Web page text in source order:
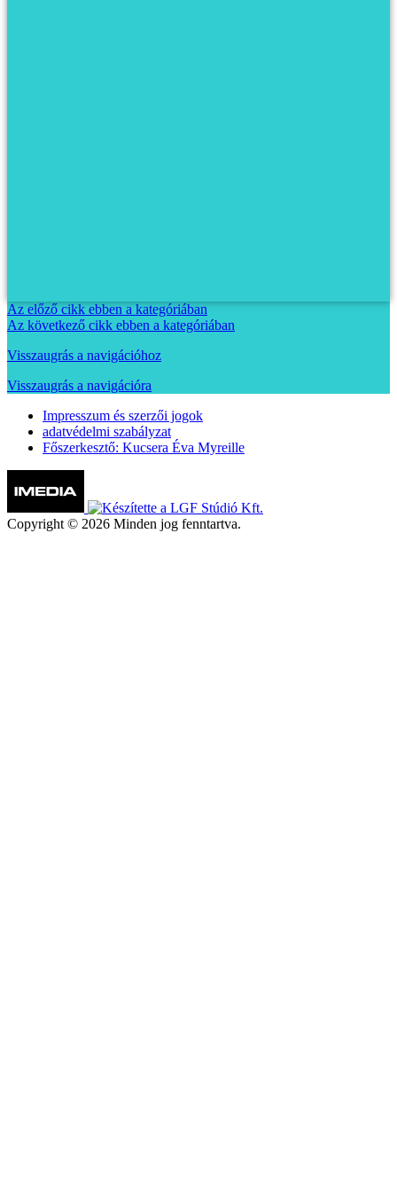
Az előző cikk ebben a kategóriában
Az következő cikk ebben a kategóriában
Visszaugrás a navigációhoz
Visszaugrás a navigációra
Impresszum és szerzői jogok
adatvédelmi szabályzat
Főszerkesztő: Kucsera Éva Myreille
Copyright © 2026 Minden jog fenntartva.